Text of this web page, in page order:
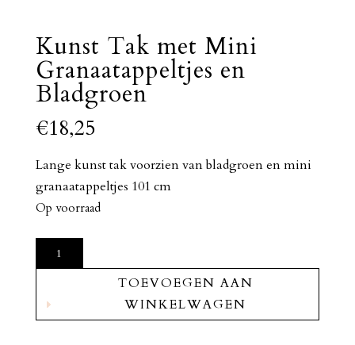
Kunst Tak met Mini
Granaatappeltjes en
Bladgroen
€18,25
Lange kunst tak voorzien van bladgroen en mini
granaatappeltjes 101 cm
Op voorraad
Kunst
Tak
Mini
TOEVOEGEN AAN
WINKELWAGEN